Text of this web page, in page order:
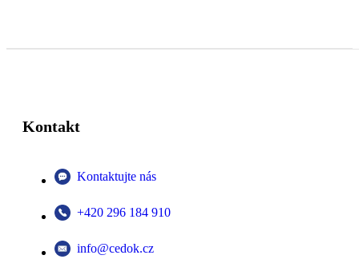
Kontakt
Kontaktujte nás
+420 296 184 910
info@cedok.cz